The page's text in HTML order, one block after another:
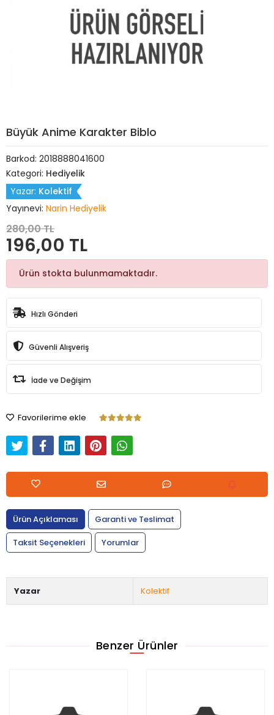
Büyük Anime Karakter Biblo
Barkod: 2018888041600
Kategori: Hediyelik
Yazar: Kolektif
Yayınevi: Narin Hediyelik
280,00 TL
196,00 TL
Ürün stokta bulunmamaktadır.
Hızlı Gönderi
Güvenli Alışveriş
İade ve Değişim
Favorilerime ekle
Ürün Açıklaması
Garanti ve Teslimat
Taksit Seçenekleri
Yorumlar
Yazar Kolektif
Benzer Ürünler